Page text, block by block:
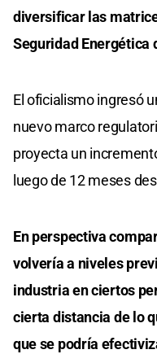
diversificar las
Seguridad Energética
El oficialismo ingresó
nuevo marco
proyecta un
luego de 12 meses
En perspectiva
volvería a niveles
industria en ciertos
cierta distancia de lo
que se podría